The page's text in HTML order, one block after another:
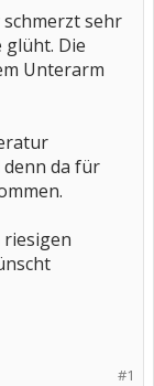
sehr
glüht. Die
Unterarm
denn da für
riesigen
#1